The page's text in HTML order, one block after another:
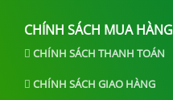
CHÍNH SÁCH MUA HÀNG
CHÍNH SÁCH THANH TOÁN
CHÍNH SÁCH GIAO HÀNG